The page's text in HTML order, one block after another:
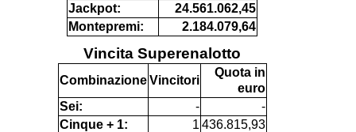
Jackpot:
24.561.062,45
Montepremi:
2.184.079,64
Vincita Superenalotto
Combinazione Vincitori
Quota in
euro
Sei:
-
-
Cinque + 1:
1 436.815,93